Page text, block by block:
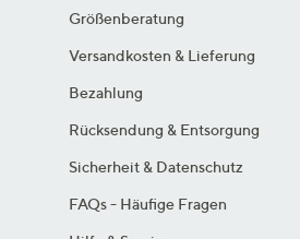
Größenberatung
Versandkosten & Lieferung
Bezahlung
Rücksendung & Entsorgung
Sicherheit & Datenschutz
FAQs - Häufige Fragen